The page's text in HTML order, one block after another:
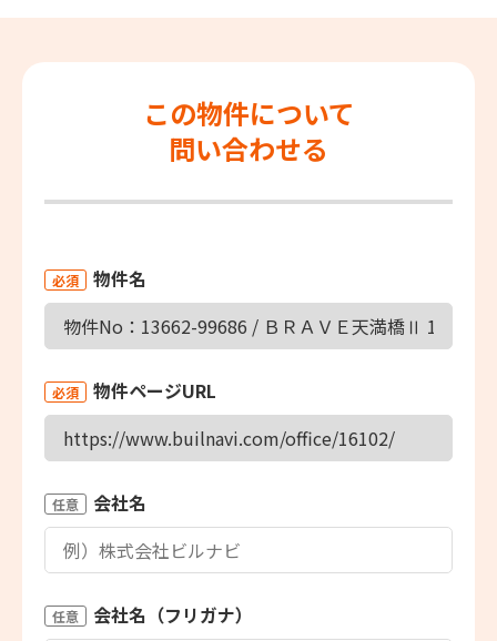
この物件について
問い合わせる
必須 物件名
必須 物件ページURL
任意 会社名
任意 会社名（フリガナ）